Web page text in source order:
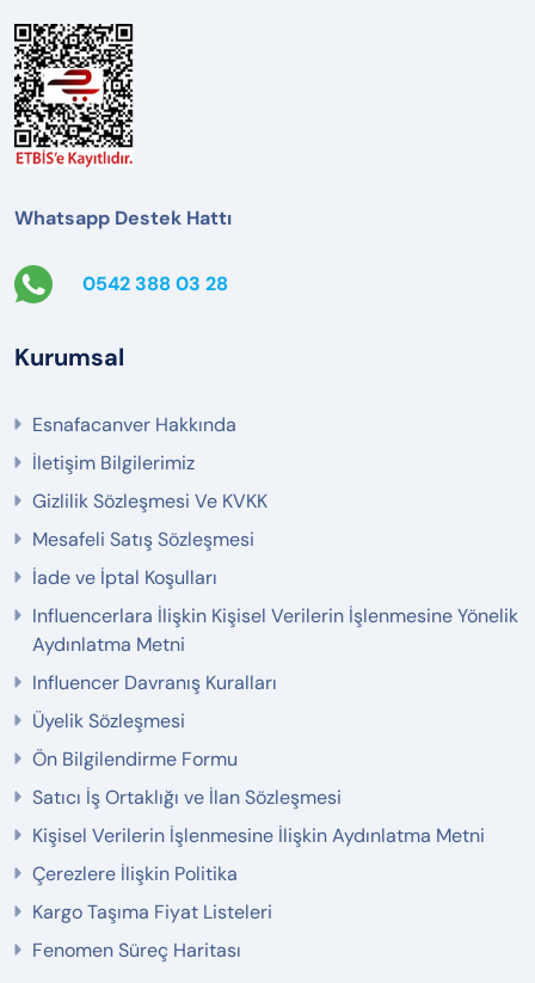
Whatsapp Destek Hattı
0542 388 03 28
Kurumsal
Esnafacanver Hakkında
İletişim Bilgilerimiz
Gizlilik Sözleşmesi Ve KVKK
Mesafeli Satış Sözleşmesi
İade ve İptal Koşulları
Influencerlara İlişkin Kişisel Verilerin İşlenmesine Yönelik
Aydınlatma Metni
Influencer Davranış Kuralları
Üyelik Sözleşmesi
Ön Bilgilendirme Formu
Satıcı İş Ortaklığı ve İlan Sözleşmesi
Kişisel Verilerin İşlenmesine İlişkin Aydınlatma Metni
Çerezlere İlişkin Politika
Kargo Taşıma Fiyat Listeleri
Fenomen Süreç Haritası